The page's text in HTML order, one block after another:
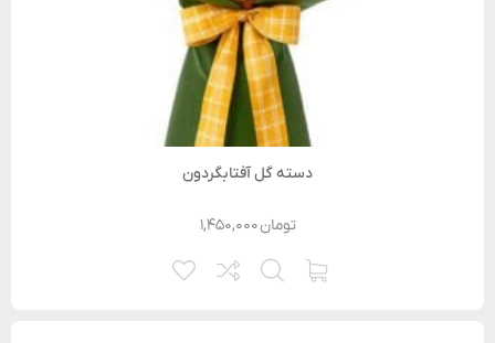
دسته گل آفتابگردون
۱,۴۵۰,۰۰۰تومان